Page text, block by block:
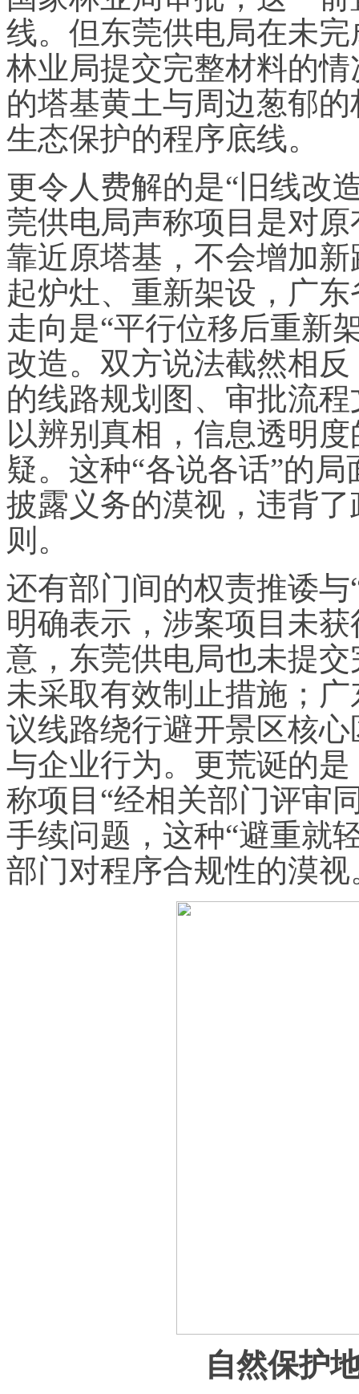
线。但东莞供电局在未
林业局提交完整材料的
的塔基黄土与周边葱郁
生态保护的程序底线。
更令人费解的是“旧线改
莞供电局声称项目是对
靠近原塔基，不会增加
起炉灶、重新架设，广
走向是“平行位移后重新
改造。双方说法截然相
的线路规划图、审批流
以辨别真相，信息透明
疑。这种“各说各话”的
披露义务的漠视，违背
则。
还有部门间的权责推诿
明确表示，涉案项目未
意，东莞供电局也未提
未采取有效制止措施；
议线路绕行避开景区核
与企业行为。更荒诞的
称项目“经相关部门评审
手续问题，这种“避重就
部门对程序合规性的漠视
自然保护